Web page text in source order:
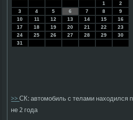
1
2
3
4 5 6 7 8
9
10
11 12 13 14 15
16
17
18 19 20 21 22
23
24
25 26 27 28 29
30
31
>>СК: автомобиль с телами находился
не 2 года